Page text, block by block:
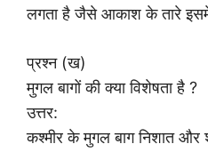
लगता है जैसे आकाश के तारे
प्रश्न (ख)
मुगल बागों की क्या विशेषता है ?
उत्तर:
कश्मीर के मुगल बाग निशात और